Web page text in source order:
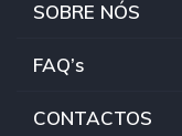
SOBRE NÓS
FAQ’s
CONTACTOS